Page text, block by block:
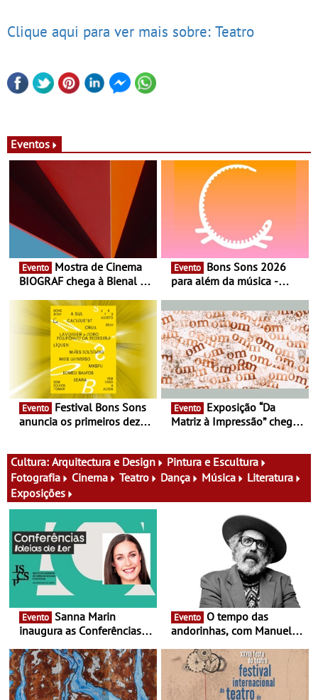
Clique aqui para ver mais sobre: Teatro
Eventos
Evento
BIOGRAF chega à Bienal de
Documentário, ensaio
fílmico e práticas artísticas
Evento
para além da música -
percursos, oficinas,
atividades para toda a
família e muito mais
Evento
anuncia os primeiros dez
Evento
Matriz à Impressão” chega
nova exposição do Museu
do Oriente prova-o
Cultura: Arquitectura e Design
Pintura e Escultura
Fotografia
Cinema Teatro Dança Música
Literatura
Exposições
Evento
inaugura as Conferências
Antiga primeira-ministra da
Finlândia é a convidada da
primeira edição do novo
Evento
andorinhas, com Manuel
Atum - Concerto
performance na MAAT
Gallery a 3 de Setembro,